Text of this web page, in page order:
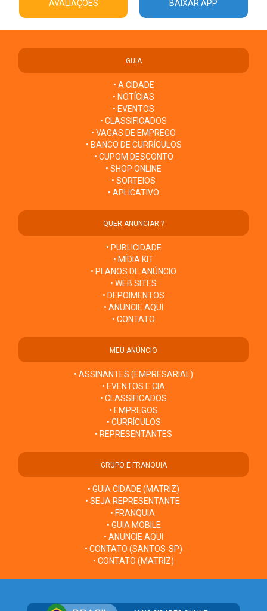
AVALIAÇÕES BAIXAR APP
GUIA
• A CIDADE
• NOTÍCIAS
• EVENTOS
• CLASSIFICADOS
• VAGAS DE EMPREGO
• BANCO DE CURRÍCULOS
• CUPOM DESCONTO
• SHOP ONLINE
• SORTEIOS
• APLICATIVO
QUER ANUNCIAR ?
• PUBLICIDADE
• MÍDIA KIT
• PLANOS DE ANÚNCIO
• WEB SITES
• DEPOIMENTOS
• ANUNCIE AQUI
• CONTATO
MEU ANÚNCIO
• ASSINANTES (EMPRESARIAL)
• EVENTOS E CIA
• CLASSIFICADOS
• EMPREGOS
• CURRÍCULOS
• REPRESENTANTES
GRUPO E FRANQUIA
• GUIA CIDADE (MATRIZ)
• SEJA REPRESENTANTE
• FRANQUIA
• GUIA MOBILE
• ANUNCIE AQUI
• CONTATO (SANTOS-SP)
• CONTATO (MATRIZ)